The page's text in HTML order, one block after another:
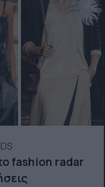
fashion radar